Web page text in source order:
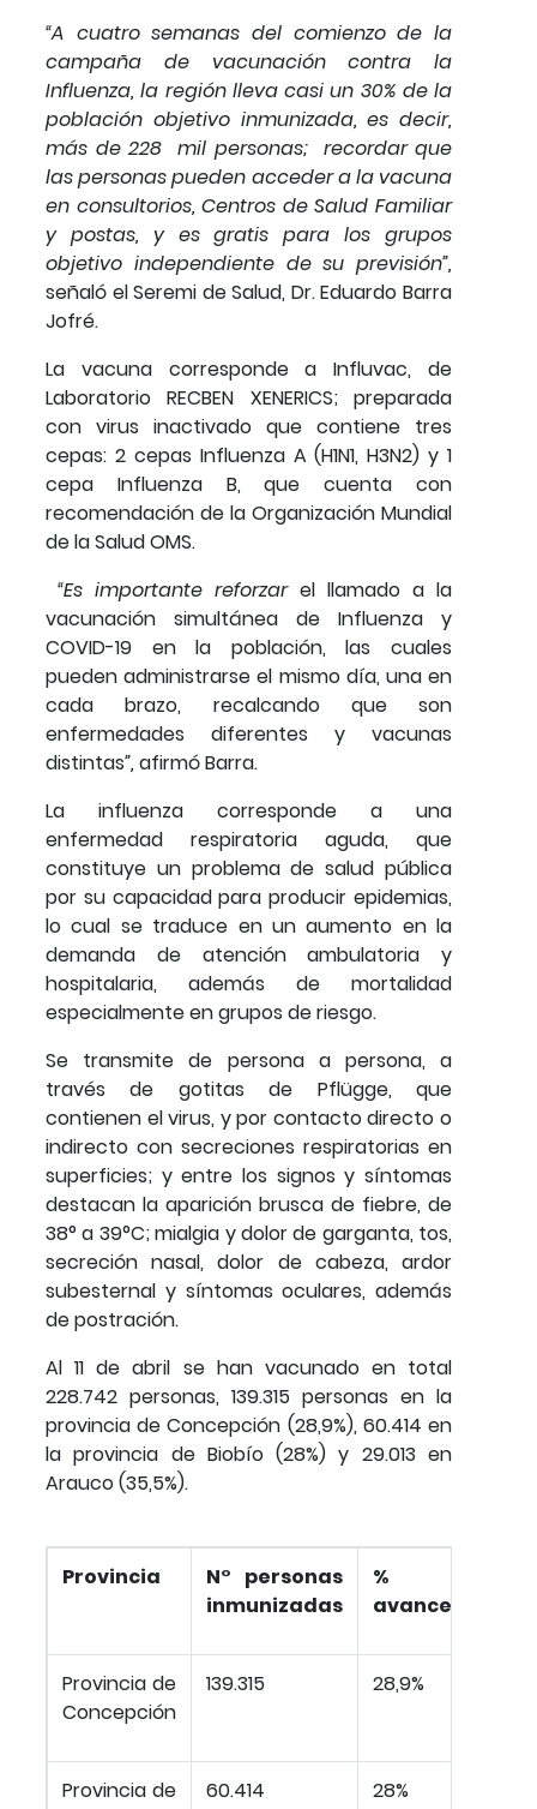
“A cuatro semanas del comienzo de la
campaña de vacunación contra la
Influenza, la región lleva casi un 30% de la
población objetivo inmunizada, es decir,
más de 228 mil personas; recordar que
las personas pueden acceder a la vacuna
en consultorios, Centros de Salud Familiar
y postas, y es gratis para los grupos
objetivo independiente de su previsión”,
señaló el Seremi de Salud, Dr. Eduardo Barra
Jofré.
La vacuna corresponde a Influvac, de
Laboratorio RECBEN XENERICS; preparada
con virus inactivado que contiene tres
cepas: 2 cepas Influenza A (H1N1, H3N2) y 1
cepa Influenza B, que cuenta con
recomendación de la Organización Mundial
de la Salud OMS.
“Es importante reforzarel llamado a la
vacunación simultánea de Influenza y
COVID-19 en la población, las cuales
pueden administrarse el mismo día, una en
cada brazo, recalcando que son
enfermedades diferentes y vacunas
distintas”, afirmó Barra.
La influenza corresponde a una
enfermedad respiratoria aguda, que
constituye un problema de salud pública
por su capacidad para producir epidemias,
lo cual se traduce en un aumento en la
demanda de atención ambulatoria y
hospitalaria, además de mortalidad
especialmente en grupos de riesgo.
Se transmite de persona a persona, a
través de gotitas de Pflügge, que
contienen el virus, y por contacto directo o
indirecto con secreciones respiratorias en
superficies; y entre los signos y síntomas
destacan la aparición brusca de fiebre, de
38° a 39°C; mialgia y dolor de garganta, tos,
secreción nasal, dolor de cabeza, ardor
subesternal y síntomas oculares, además
de postración.
Al 11 de abril se han vacunado en total
228.742 personas, 139.315 personas en la
provincia de Concepción (28,9%), 60.414 en
la provincia de Biobío (28%) y 29.013 en
Arauco (35,5%).
Provincia
N° personas
inmunizadas
%
avance
Provincia de
Concepción
139.315 28,9%
Provincia de
60.414 28%